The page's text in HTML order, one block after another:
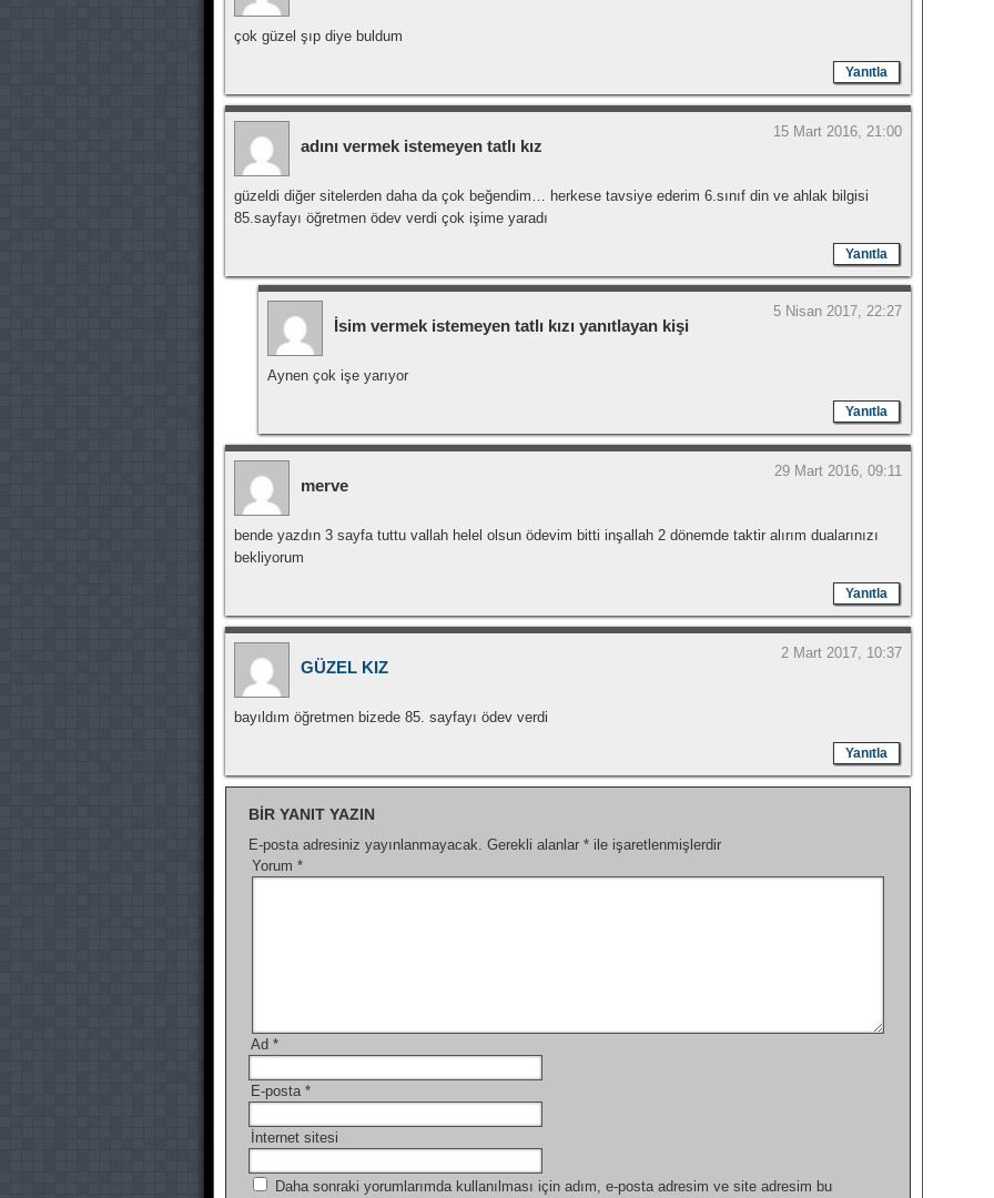
çok güzel şıp diye buldum
Yanıtla
adını vermek istemeyen tatlı kız
15 Mart 2016, 21:00
güzeldi diğer sitelerden daha da çok beğendim… herkese tavsiye ederim 6.sınıf din ve ahlak bilgisi
85.sayfayı öğretmen ödev verdi çok işime yaradı
Yanıtla
İsim vermek istemeyen tatlı kızı yanıtlayan kişi
5 Nisan 2017, 22:27
Aynen çok işe yarıyor
Yanıtla
merve
29 Mart 2016, 09:11
bende yazdın 3 sayfa tuttu vallah helel olsun ödevim bitti inşallah 2 dönemde taktir alırım dualarınızı
bekliyorum
Yanıtla
GÜZEL KIZ
2 Mart 2017, 10:37
bayıldım öğretmen bizede 85. sayfayı ödev verdi
Yanıtla
BIR YANIT YAZIN
E-posta adresiniz yayınlanmayacak. Gerekli alanlar * ile işaretlenmişlerdir
Yorum *
Ad *
E-posta *
İnternet sitesi
Daha sonraki yorumlarımda kullanılması için adım, e-posta adresim ve site adresim bu